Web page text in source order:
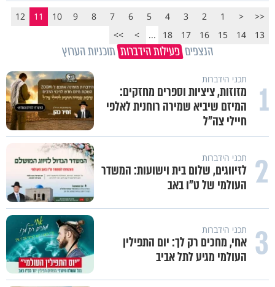
<<
<
1
2
3
4
5
6
7
8
9
10
11
12
13
14
15
16
17
18
...
>
>>
הנצפים פעילות הידברות תוכניות הערוץ
1 תכני הידברות
מזוזות, ציציות וספרים מחזקים:
המיזם שיביא שמירה רוחנית לאלפי
חיילי צה"ל
2 תכני הידברות
לזיווגים, שלום בית וישועות: המשדר
העולמי של ט"ו באב
3 תכני הידברות
אחי, מחכים רק לך: יום התפילין
העולמי מגיע לתל אביב